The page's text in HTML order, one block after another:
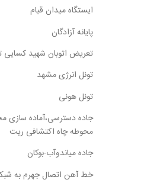
ایستگاه میدان قیام
پایانه آزادگان
تعریض اتوبان شهید کسایی
تونل انرژی مشهد
تونل هونی
جاده دسترسی،آماده
محوطه چاه اکتشافی ریت
جاده میاندوآب-بوکان
خط آهن اتصال جهرم به